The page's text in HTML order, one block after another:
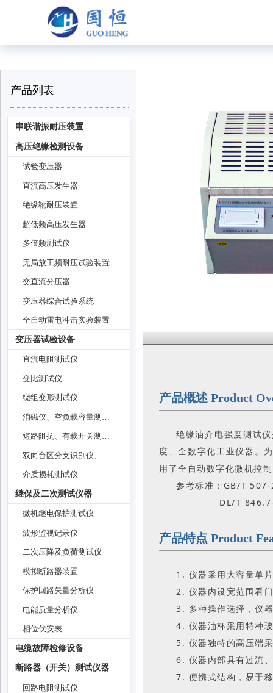
产品概述 Product
绝缘油介电强度测试
度、全数字化工业仪器。
用了全自动数字化微机控
参考标准：GB/T
DL/T 846.7-2016《
产品特点 Product
1. 仪器采用大容量单
2. 仪器内设宽范围看
3. 多种操作选择，仪
4. 仪器油杯采用特种
5. 仪器独特的高压端
6. 仪器内部具有过流
7. 便携式结构，易于
产品列表
串联谐振耐压装置
高压绝缘检测设备
试验变压器
直流高压发生器
绝缘靴耐压装置
超低频高压发生器
多倍频测试仪
无局放工频耐压试验装置
交直流分压器
变压器综合试验系统
全自动雷电冲击实验装置
变压器试验设备
直流电阻测试仪
变比测试仪
绕组变形测试仪
短路阻抗、有载开关测试仪
介质损耗测试仪
继保及二次测试仪器
微机继电保护测试仪
波形监视记录仪
二次压降及负荷测试仪
模拟断路器装置
保护回路矢量分析仪
电能质量分析仪
相位伏安表
电缆故障检修设备
断路器（开关）测试仪器
回路电阻测试仪